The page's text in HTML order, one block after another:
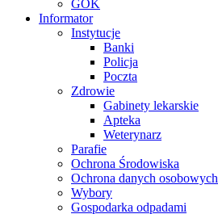
GOK
Informator
Instytucje
Banki
Policja
Poczta
Zdrowie
Gabinety lekarskie
Apteka
Weterynarz
Parafie
Ochrona Środowiska
Ochrona danych osobowych
Wybory
Gospodarka odpadami